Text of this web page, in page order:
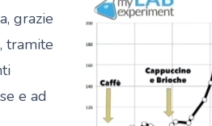
grazie
tramite
e ad